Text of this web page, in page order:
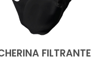
FILTRANTE